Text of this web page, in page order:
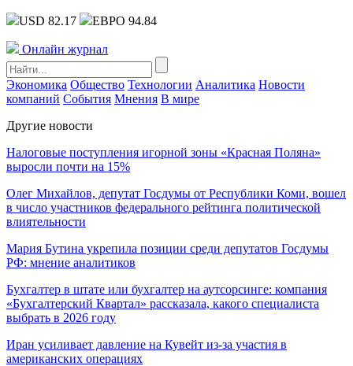
USD 82.17 ЕВРО 94.84
Онлайн журнал
Экономика Общество Технологии Аналитика Новости
компаний События Мнения В мире
Другие новости
Налоговые поступления игорной зоны «Красная Поляна»
выросли почти на 15%
Олег Михайлов, депутат Госдумы от Республики Коми, вошел
в число участников федерального рейтинга политической
влиятельности
Мария Бутина укрепила позиции среди депутатов Госдумы
РФ: мнение аналитиков
Бухгалтер в штате или бухгалтер на аутсорсинге: компания
«Бухгалтерский Квартал» рассказала, какого специалиста
выбрать в 2026 году
Иран усиливает давление на Кувейт из-за участия в
американских операциях